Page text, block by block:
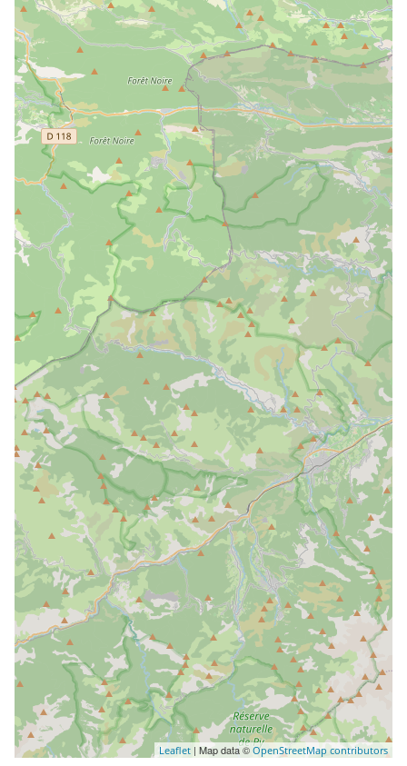
Leaflet | Map data © OpenStreetMap contributors